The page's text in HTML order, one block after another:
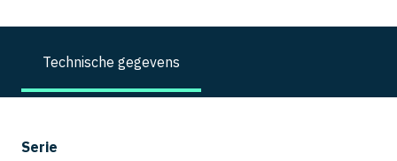
Technische gegevens
Serie